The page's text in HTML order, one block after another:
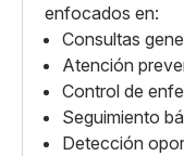
enfocados en:
Consultas
Atención
Control de
Seguimiento
Detección